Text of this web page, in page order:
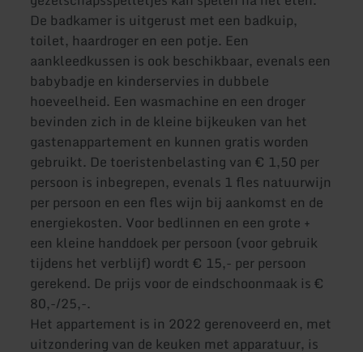
De badkamer is uitgerust met een badkuip,
toilet, haardroger en een potje. Een
aankleedkussen is ook beschikbaar, evenals een
babybadje en kinderservies in dubbele
hoeveelheid. Een wasmachine en een droger
bevinden zich in de kleine bijkeuken van het
gastenappartement en kunnen gratis worden
gebruikt. De toeristenbelasting van € 1,50 per
persoon is inbegrepen, evenals 1 fles natuurwijn
per persoon en een fles wijn bij aankomst en de
energiekosten. Voor bedlinnen en een grote +
een kleine handdoek per persoon (voor gebruik
tijdens het verblijf) wordt € 15,- per persoon
gerekend. De prijs voor de eindschoonmaak is €
80,-/25,-.
Het appartement is in 2022 gerenoveerd en, met
uitzondering van de keuken met apparatuur, is